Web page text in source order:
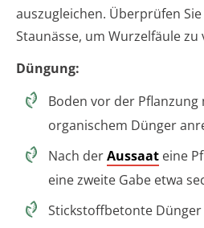
auszugleichen. Überprüfen
Staunässe, um Wurzelfäule
Düngung:
Boden vor der
organischem Dünger
Nach derAussaat eine
eine zweite Gabe etwa
Stickstoffbetonte